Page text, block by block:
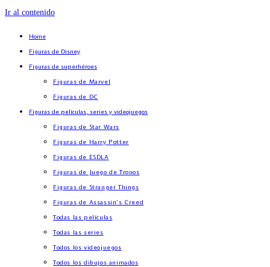
Ir al contenido
Home
Figuras de Disney
Figuras de superhéroes
Figuras de Marvel
Figuras de DC
Figuras de películas, series y videojuegos
Figuras de Star Wars
Figuras de Harry Potter
Figuras de ESDLA
Figuras de Juego de Tronos
Figuras de Stranger Things
Figuras de Assassin’s Creed
Todas las películas
Todas las series
Todos los videojuegos
Todos los dibujos animados